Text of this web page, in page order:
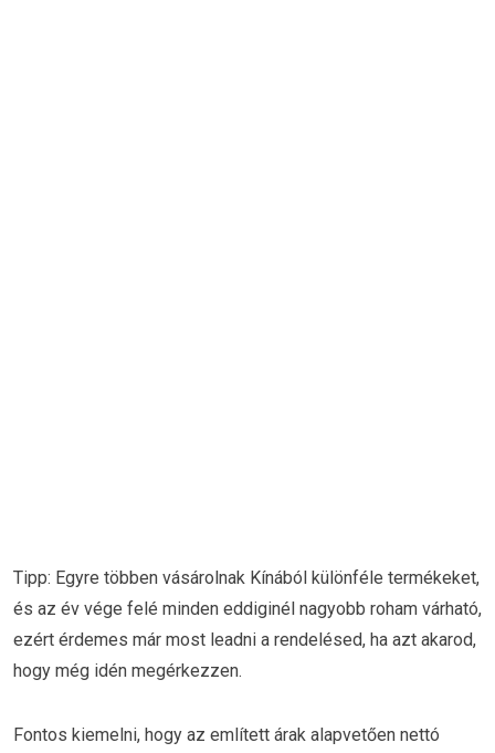
Tipp: Egyre többen vásárolnak Kínából különféle termékeket,
és az év vége felé minden eddiginél nagyobb roham várható,
ezért érdemes már most leadni a rendelésed, ha azt akarod,
hogy még idén megérkezzen.
Fontos kiemelni, hogy az említett árak alapvetően nettó